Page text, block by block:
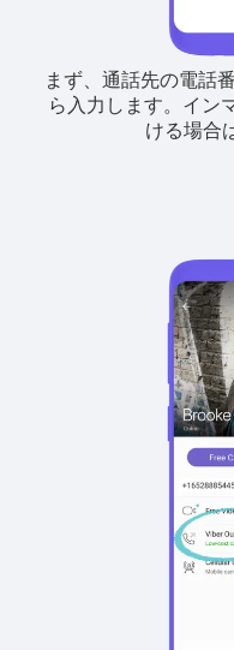
まず、通話先の電話
ら入力します。 イン
ける場合